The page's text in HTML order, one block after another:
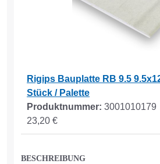
BESCHREIBUNG
Rigips Bauplatte RB 9.5
Stück / Palette
Produktnummer: 3001010179
23,20 €